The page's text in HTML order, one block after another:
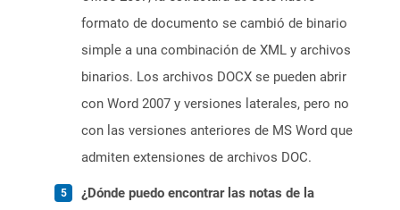
formato de documento se cambió de binario
simple a una combinación de XML y archivos
binarios. Los archivos DOCX se pueden abrir
con Word 2007 y versiones laterales, pero no
con las versiones anteriores de MS Word que
admiten extensiones de archivos DOC.
¿Dónde puedo encontrar las notas de la